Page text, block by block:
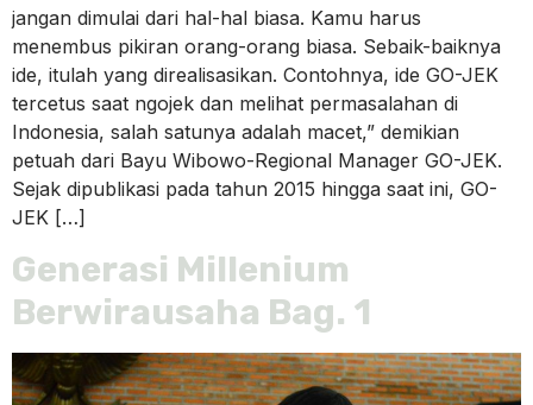
jangan dimulai dari hal-hal biasa. Kamu harus
menembus pikiran orang-orang biasa. Sebaik-baiknya
ide, itulah yang direalisasikan. Contohnya, ide GO-JEK
tercetus saat ngojek dan melihat permasalahan di
Indonesia, salah satunya adalah macet,” demikian
petuah dari Bayu Wibowo-Regional Manager GO-JEK.
Sejak dipublikasi pada tahun 2015 hingga saat ini, GO-
JEK […]
Generasi Millenium
Berwirausaha Bag. 1